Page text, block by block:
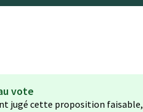
vote
jugé cette proposition